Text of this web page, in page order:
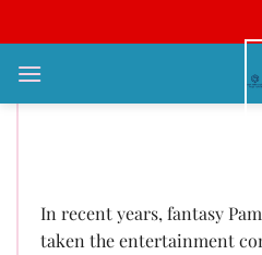
qua
nội
Exploring the
In recent years, fantasy
taken the entertainment